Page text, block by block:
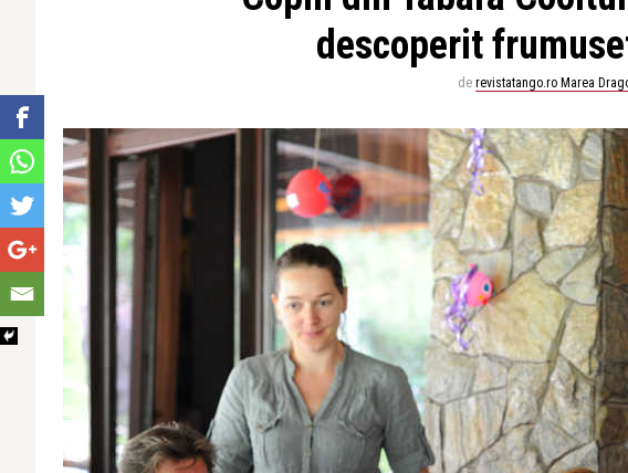
descoperit
de revistatango.ro Marea